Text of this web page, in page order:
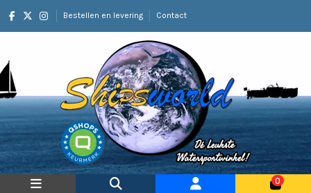
Bestellen en levering Contact
0